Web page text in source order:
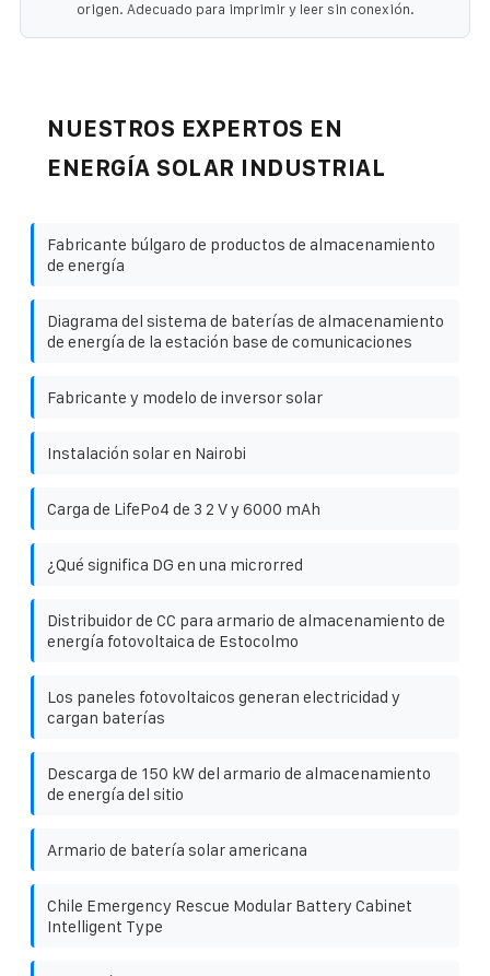
origen. Adecuado para imprimir y leer sin conexión.
NUESTROS EXPERTOS EN
ENERGÍA SOLAR INDUSTRIAL
Fabricante búlgaro de productos de almacenamiento
de energía
Diagrama del sistema de baterías de almacenamiento
de energía de la estación base de comunicaciones
Fabricante y modelo de inversor solar
Instalación solar en Nairobi
Carga de LifePo4 de 3 2 V y 6000 mAh
¿Qué significa DG en una microrred
Distribuidor de CC para armario de almacenamiento de
energía fotovoltaica de Estocolmo
Los paneles fotovoltaicos generan electricidad y
cargan baterías
Descarga de 150 kW del armario de almacenamiento
de energía del sitio
Armario de batería solar americana
Chile Emergency Rescue Modular Battery Cabinet
Intelligent Type